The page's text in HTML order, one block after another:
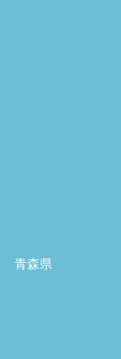
青森県